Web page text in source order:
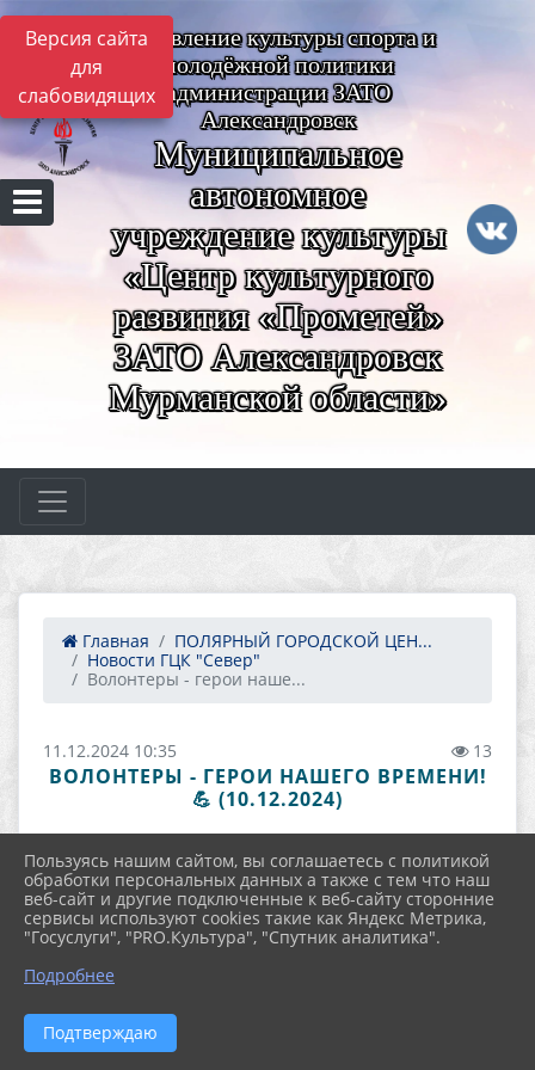
Версия сайта
для
слабовидящих
Управление культуры спорта и
молодёжной политики
администрации ЗАТО
Александровск
Муниципальное
автономное
учреждение культуры
«Центр культурного
развития «Прометей»
ЗАТО Александровск
Мурманской области»
Главная
ПОЛЯРНЫЙ ГОРОДСКОЙ ЦЕН...
Новости ГЦК "Север"
Волонтеры - герои наше...
11.12.2024 10:35 13
ВОЛОНТЕРЫ - ГЕРОИ НАШЕГО ВРЕМЕНИ!
💪 (10.12.2024)
Пользуясь нашим сайтом, вы соглашаетесь с политикой
обработки персональных данных а также с тем что наш
веб-сайт и другие подключенные к веб-сайту сторонние
сервисы используют cookies такие как Яндекс Метрика,
"Госуслуги", "PRO.Культура", "Спутник аналитика".
Подробнее
Подтверждаю